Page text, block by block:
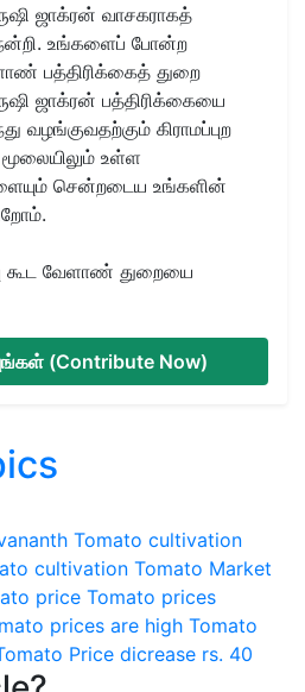
ஜாக்ரன் வாசகராகத்
உங்களைப் போன்ற
பத்திரிக்கைத் துறை
ஜாக்ரன் பத்திரிக்கையை
வழங்குவதற்கும் கிராமப்புற
உள்ள
சென்றடைய உங்களின்
கூட வேளாண் துறையை
(Contribute Now)
Tomato cultivation
cultivation Tomato Market
price Tomato prices
prices are high Tomato
Price dicrease rs. 40